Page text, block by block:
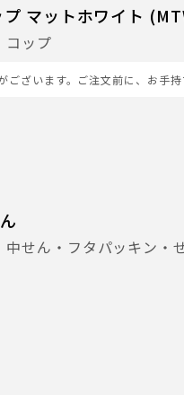
プ マットホワイト
コップ
ございます。ご注文前に、お手
中せん・フタパッキン・